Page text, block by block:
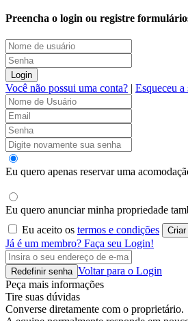
Preencha o login ou registre
Login
Você não possui uma conta? | Esqueceu a
Eu quero apenas reservar uma
Eu quero anunciar minha propriedade
Eu aceito os termos e condições
Já é um membro? Faça seu Login!
Redefinir senha Voltar para o Login
Peça mais informações
Tire suas dúvidas
Converse diretamente com o proprietário.